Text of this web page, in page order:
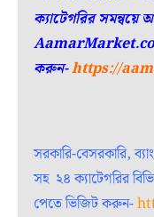
ক্যাটেগরির সমন্বয়ে
করুন-https://
সরকারি-বেসরকারি,
সহ ২৪ ক্যাটেগরির
পেতে ভিজিট করুন-